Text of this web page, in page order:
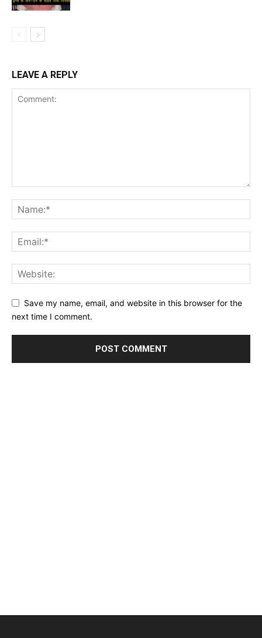
LEAVE A REPLY
Save my name, email, and website in this browser for the
next time I comment.